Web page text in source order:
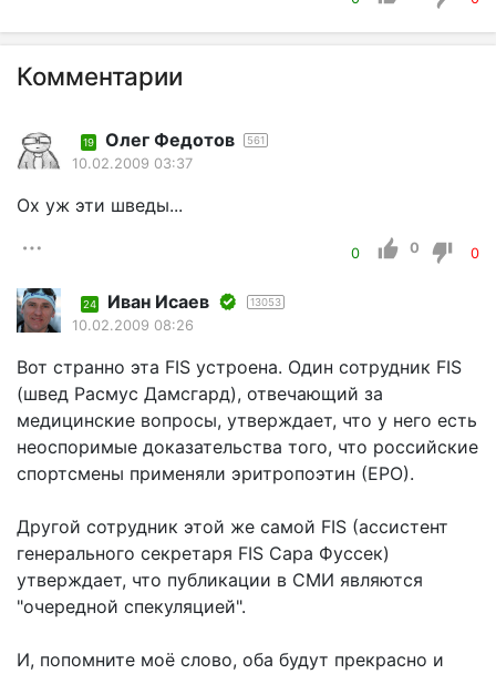
Комментарии
19 Олег Федотов 561
10.02.2009 03:37
Ох уж эти шведы...
0 0 0
24 Иван Исаев 13053
10.02.2009 08:26
Вот странно эта FIS устроена. Один сотрудник FIS
(швед Расмус Дамсгард), отвечающий за
медицинские вопросы, утверждает, что у него есть
неоспоримые доказательства того, что российские
спортсмены применяли эритропоэтин (ЕРО).
Другой сотрудник этой же самой FIS (ассистент
генерального секретаря FIS Сара Фуссек)
утверждает, что публикации в СМИ являются
"очередной спекуляцией".
И, попомните моё слово, оба будут прекрасно и